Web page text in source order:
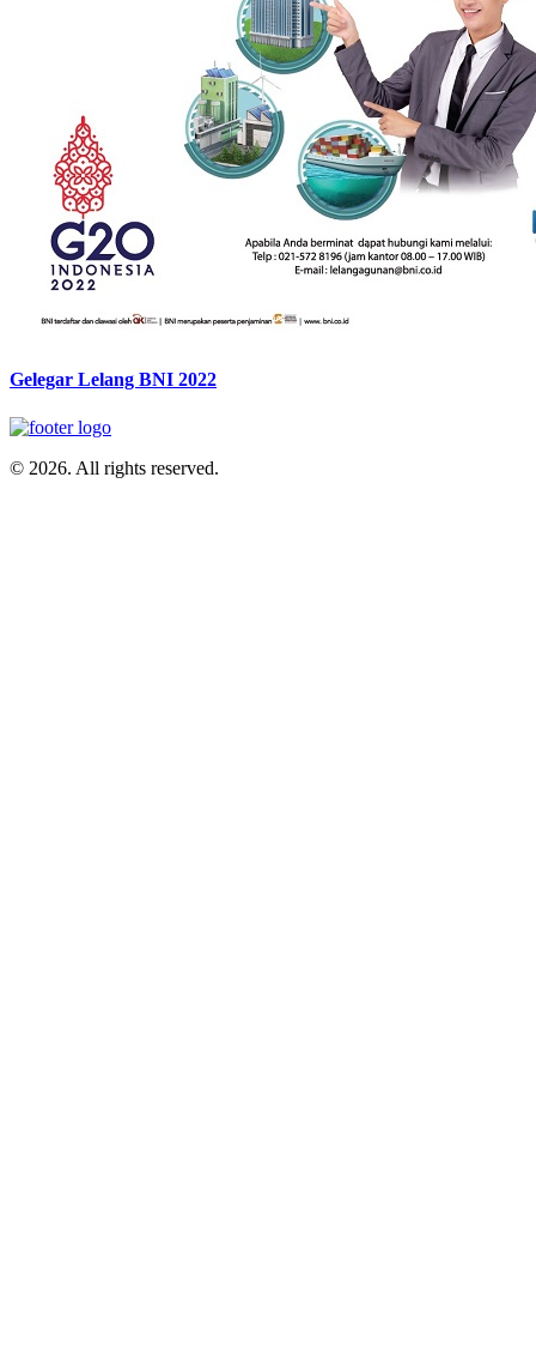
Gelegar Lelang BNI 2022
© 2026. All rights reserved.